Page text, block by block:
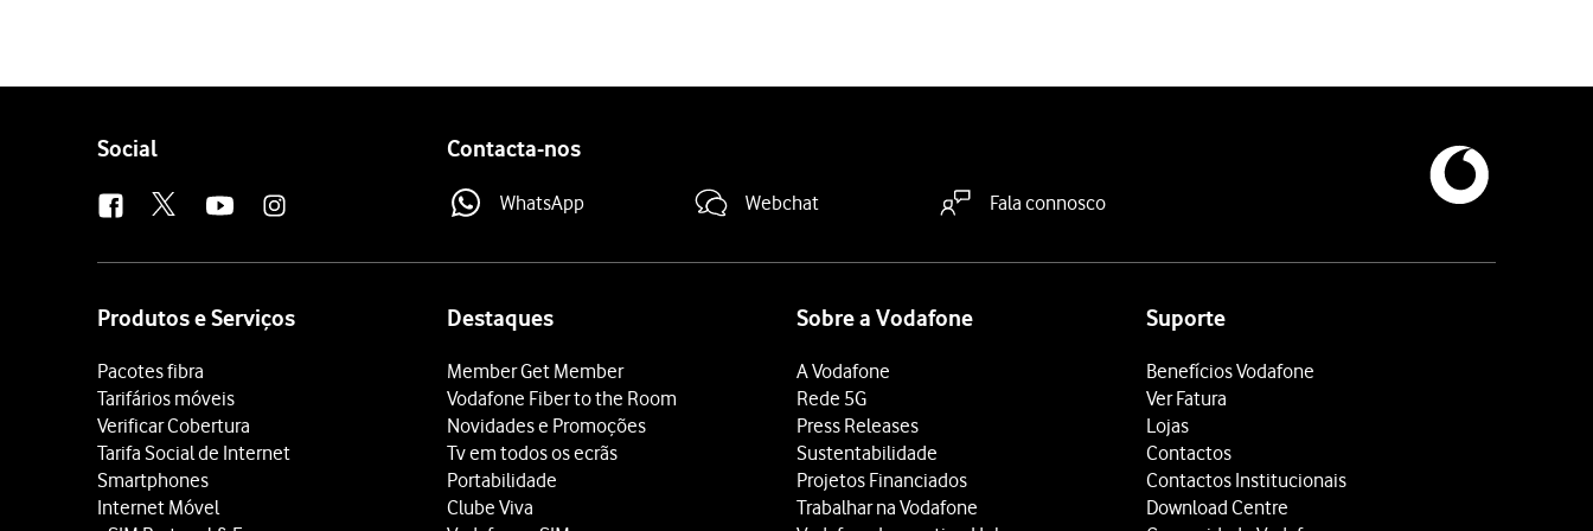
Follow
Social Contacta-nos
WhatsApp Webchat Fala connosco
Produtos e Serviços
Pacotes fibra
Tarifários móveis
Verificar Cobertura
Tarifa Social de Internet
Smartphones
Internet Móvel
Destaques
Member Get Member
Vodafone Fiber to the Room
Novidades e Promoções
Tv em todos os ecrãs
Portabilidade
Clube Viva
Sobre a Vodafone
A Vodafone
Rede 5G
Press Releases
Sustentabilidade
Projetos Financiados
Trabalhar na Vodafone
Suporte
Benefícios Vodafone
Ver Fatura
Lojas
Contactos
Contactos Institucionais
Download Centre